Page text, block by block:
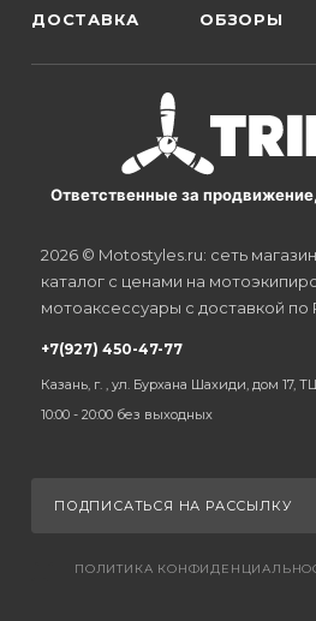
ДОСТАВКА ОБЗОРЫ
Ответственные за
2026 © Motostyles.ru: сеть
каталог с ценами на
мотоаксессуары с доставкой по
+7(927) 450-47-77
Казань, г. , ул. Бурхана Шахиди, дом 17,
10:00 - 20:00 без выходных
ПОДПИСАТЬСЯ НА РАССЫЛКУ
ПОЛИТИКА